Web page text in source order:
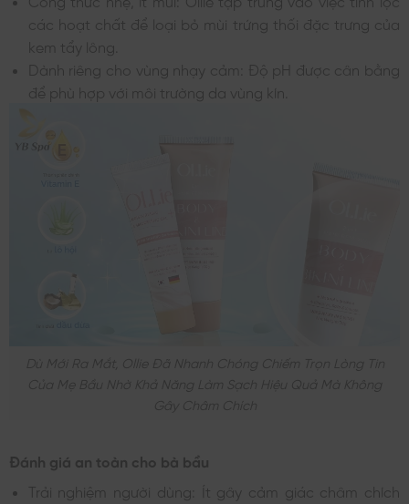
các hoạt chất để loại bỏ mùi trứng thối đặc trưng của
kem tẩy lông.
Dành riêng cho vùng nhạy cảm: Độ pH được cân bằng
để phù hợp với môi trường da vùng kín.
Dù Mới Ra Mắt, Ollie Đã Nhanh Chóng Chiếm Trọn Lòng Tin
Của Mẹ Bầu Nhờ Khả Năng Làm Sạch Hiệu Quả Mà Không
Gây Châm Chích
Đánh giá an toàn cho bà bầu
Trải nghiệm người dùng: Ít gây cảm giác châm chích